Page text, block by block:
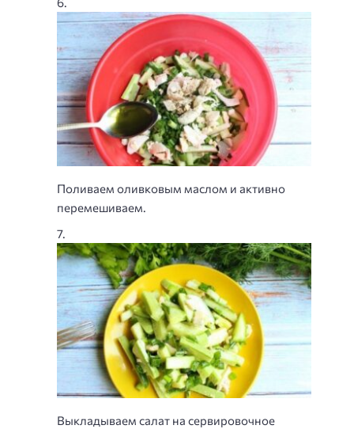
Поливаем оливковым маслом и активно
перемешиваем.
Выкладываем салат на сервировочное